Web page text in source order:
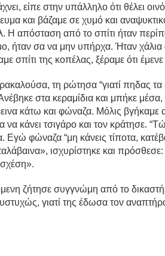
είπε στην υπάλληλο ότι θέλει
και βάζαμε σε χυμό και αναψυκτικό
Η απόσταση από το σπίτι ήταν
ήταν σα να μην υπήρχα. Ήταν
σπίτι της κοπέλας, ξέραμε ότι έμενε
τη ρώτησα “γιατί πηδας τα
στα κεραμίδια και μπήκε
κάτω και φώναζα. Μόλις βγήκαμε
να κάνει τσιγάρο και τον κράτησε.
φώναζα “μη κάνεις τίποτα,
ισχυρίστηκε και
σχέση».
ζήτησε συγγνώμη από το
γιατί της έδωσα τον